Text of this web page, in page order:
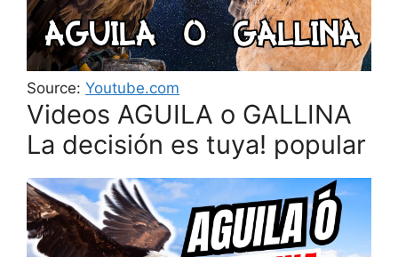
Source: Youtube.com
Videos AGUILA o GALLINA
La decisión es tuya! popular